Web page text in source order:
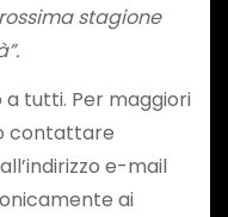
stagione
a tutti. Per maggiori
contattare
e-mail
ai